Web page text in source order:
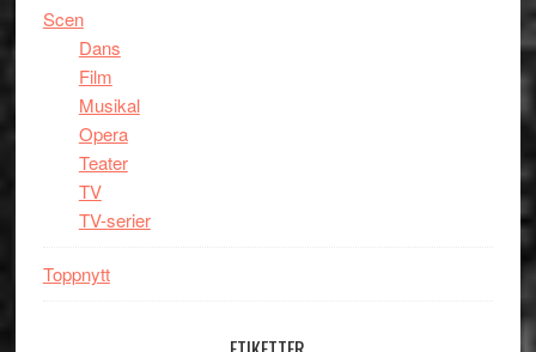
Scen
Dans
Film
Musikal
Opera
Teater
TV
TV-serier
Toppnytt